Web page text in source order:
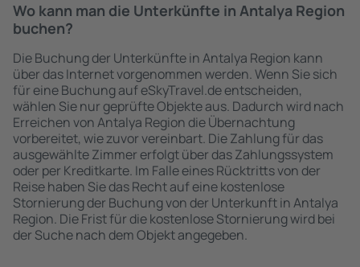
Wo kann man die Unterkünfte in Antalya Region
buchen?
Die Buchung der Unterkünfte in Antalya Region kann
über das Internet vorgenommen werden. Wenn Sie sich
für eine Buchung auf eSkyTravel.de entscheiden,
wählen Sie nur geprüfte Objekte aus. Dadurch wird nach
Erreichen von Antalya Region die Übernachtung
vorbereitet, wie zuvor vereinbart. Die Zahlung für das
ausgewählte Zimmer erfolgt über das Zahlungssystem
oder per Kreditkarte. Im Falle eines Rücktritts von der
Reise haben Sie das Recht auf eine kostenlose
Stornierung der Buchung von der Unterkunft in Antalya
Region. Die Frist für die kostenlose Stornierung wird bei
der Suche nach dem Objekt angegeben.